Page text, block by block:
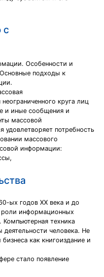
с
Особенности и
подходы к
круга лиц
и иные сообщения и
массовой
потребность
массового
информации:
ых годов XX века и до
роли информационных
Компьютерная техника
человека. Не
как книгоиздание и
стало появление